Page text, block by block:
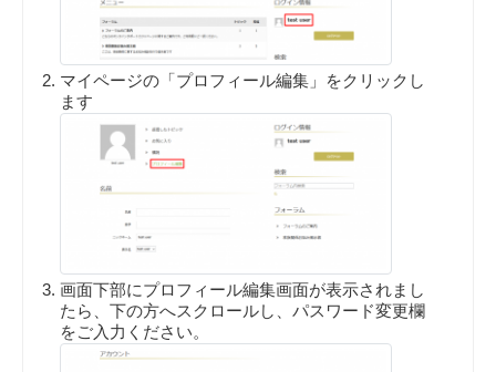
マイページの「プロフィール編集」をクリックし
ます
画面下部にプロフィール編集画面が表示されまし
たら、下の方へスクロールし、パスワード変更欄
をご入力ください。